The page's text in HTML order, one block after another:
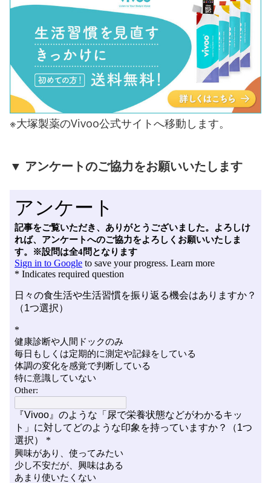
※大塚製薬のVivoo公式サイトへ移動します。
▼ アンケートのご協力をお願いいたします